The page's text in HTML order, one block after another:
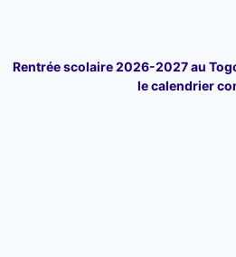
Rentrée scolaire 2026-2027 au
le calendrier